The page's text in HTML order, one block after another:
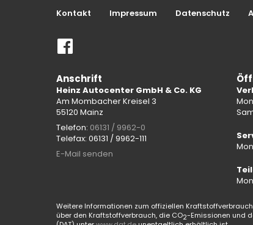
Kontakt Impressum Datenschutz
Anschrift
Heinz Autocenter GmbH & Co. KG
Am Mombacher Kreisel 3
55120 Mainz
Telefon: 06131 / 9962-0
Telefax: 06131 / 9962-111
E-Mail senden
Weitere Informationen zum offiziellen
über den Kraftstoffverbrauch, die CO2-Emissionen und